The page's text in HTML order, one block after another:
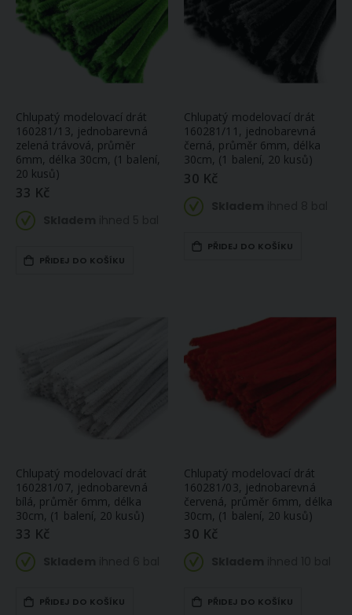
Chlupatý modelovací drát
160281/13, jednobarevná
zelená trávová, průměr
6mm, délka 30cm, (1 balení,
20 kusů)
33 Kč
PŘIDEJ DO KOŠÍKU
Chlupatý modelovací drát
160281/11, jednobarevná
černá, průměr 6mm, délka
30cm, (1 balení, 20 kusů)
30 Kč
PŘIDEJ DO KOŠÍKU
Chlupatý modelovací drát
160281/07, jednobarevná
bílá, průměr 6mm, délka
30cm, (1 balení, 20 kusů)
33 Kč
PŘIDEJ DO KOŠÍKU
Chlupatý modelovací drát
160281/03, jednobarevná
červená, průměr 6mm, délka
30cm, (1 balení, 20 kusů)
30 Kč
PŘIDEJ DO KOŠÍKU